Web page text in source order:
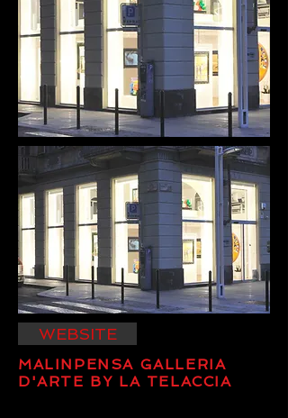
WEBSITE
MALINPENSA GALLERIA
D'ARTE BY LA TELACCIA